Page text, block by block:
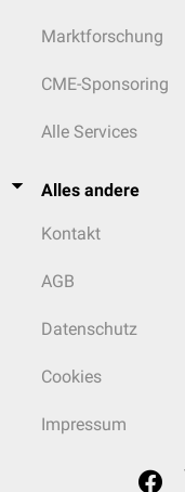
Marktforschung
CME-Sponsoring
Alle Services
Alles andere
Kontakt
AGB
Datenschutz
Cookies
Impressum